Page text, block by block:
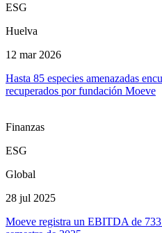
ESG
Huelva
12 mar 2026
Hasta 85 especies amenazadas
recuperados por fundación Moeve
Finanzas
ESG
Global
28 jul 2025
Moeve registra un EBITDA de